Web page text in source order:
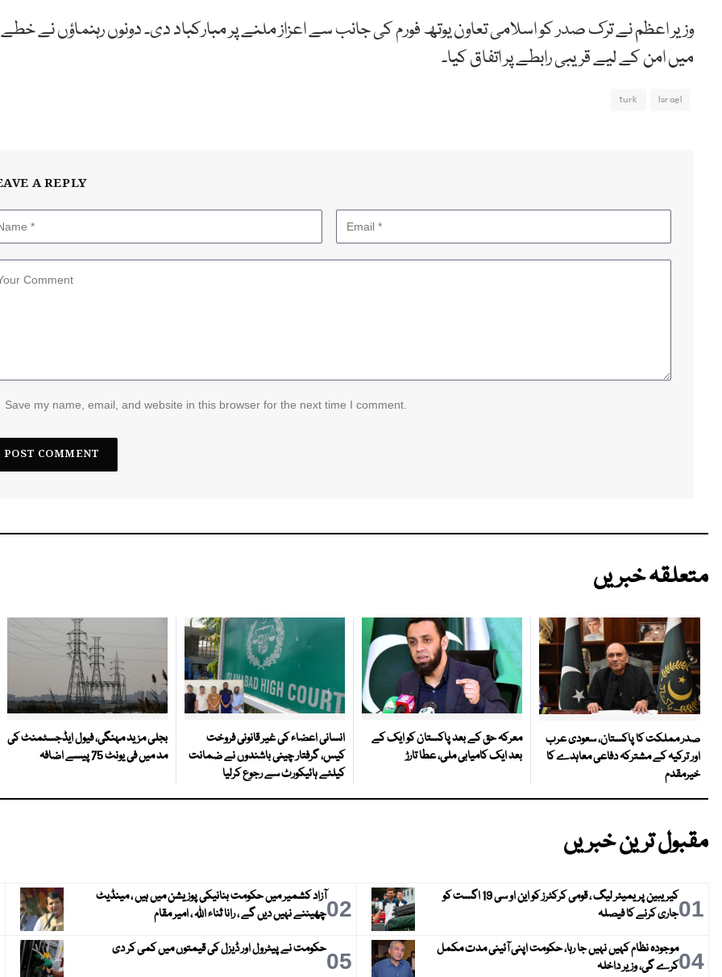
وزیر اعظم نے ترک صدر کو اسلامی تعاون یوتھ فورم کی جانب سے اعزاز ملنے پر مبارکباد دی۔ دونوں رہنماؤں نے خطے
میں امن کے لیے قریبی رابطے پر اتفاق کیا۔
Israel
turk
A REPLY
Save my name, email, and website in this browser for the next time I comment.
متعلقہ خبریں
صدر مملکت کا پاکستان، سعودی عرب
اور ترکیہ کے مشترکہ دفاعی معاہدے کا
خیرمقدم
معرکہ حق کے بعد پاکستان کو ایک کے
بعد ایک کامیابی ملی، عطا تارڑ
انسانی اعضاء کی غیر قانونی فروخت
کیس، گرفتار چینی باشندوں نے ضمانت
کیلئے ہائیکورٹ سے رجوع کرلیا
بجلی مزید مہنگی، فیول ایڈجسٹمنٹ کی
مد میں فی یونٹ 75 پیسے اضافہ
مقبول ترین خبریں
01
کیریبین پریمیئر لیگ ، قومی کرکٹرز کو این او سی 19 اگست کو
جاری کرنے کا فیصلہ
02آزاد کشمیر میں حکومت بنانیکی پوزیشن میں ہیں ، مینڈیٹ
چھیننے نہیں دیں گے ، رانا ثناء اللہ ، امیر مقام
04موجودہ نظام کہیں نہیں جا رہا، حکومت اپنی آئینی مدت مکمل
کرے گی، وزیر داخلہ
05حکومت نے پیٹرول اور ڈیزل کی قیمتوں میں کمی کر دی